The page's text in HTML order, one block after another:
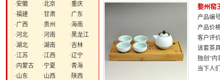
·安徽 ·北京
·重庆
·福建
·甘肃
·广东
·广西
·贵州
·海南
·河北
·河南
·黑龙江
·湖北
·湖南
·吉林
·江苏
·江西
·辽宁
·内蒙古
·宁夏
·青海
·山东
·山西
·陕西
婺州窑
产品编
产品价
客户评
该套茶
独创“内
当下人